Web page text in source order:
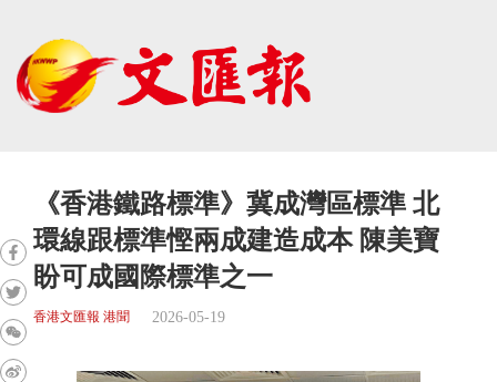
《香港鐵路標準》冀成灣區標準 北
環線跟標準慳兩成建造成本 陳美寶
盼可成國際標準之一
香港文匯報 港聞 2026-05-19